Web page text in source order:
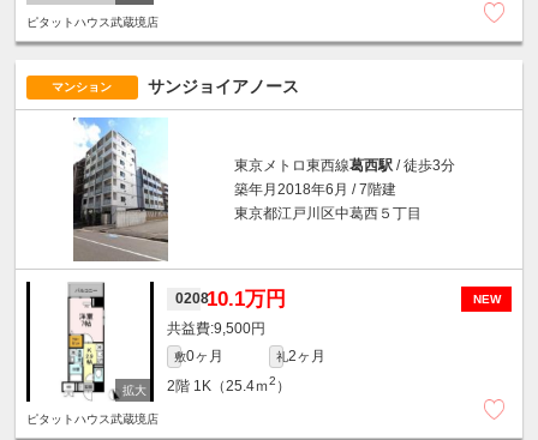
ピタットハウス武蔵境店
マンション サンジョイアノース
東京メトロ東西線葛西駅 / 徒歩3分
築年月2018年6月 / 7階建
東京都江戸川区中葛西５丁目
NEW
020810.1万円
9,500円
敷0ヶ月 礼2ヶ月
2階 1K（25.4ｍ2 ）
ピタットハウス武蔵境店